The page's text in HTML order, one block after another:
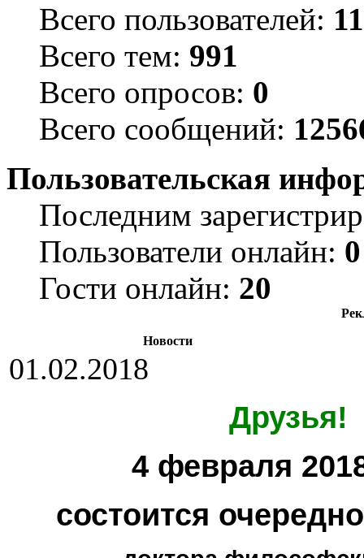
Всего пользователей:
Всего тем: 991
Всего опросов: 0
Всего сообщений:
Пользовательская
Последним
Пользователи онлайн: 0
Гости онлайн: 20
Новости
01.02.2018
Друзья!
4 февраля
состоится